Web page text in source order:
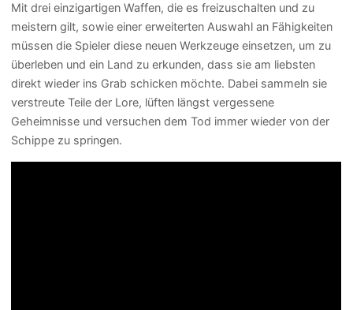
Mit drei einzigartigen Waffen, die es freizuschalten und zu
meistern gilt, sowie einer erweiterten Auswahl an Fähigkeiten
müssen die Spieler diese neuen Werkzeuge einsetzen, um zu
überleben und ein Land zu erkunden, dass sie am liebsten
direkt wieder ins Grab schicken möchte. Dabei sammeln sie
verstreute Teile der Lore, lüften längst vergessene
Geheimnisse und versuchen dem Tod immer wieder von der
Schippe zu springen.